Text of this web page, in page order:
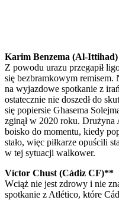
Karim Benzema (Al-Ittihad)
Z powodu urazu przegapił
się bezbramkowym remisem.
na wyjazdowe spotkanie z
ostatecznie nie doszedł do
się popiersie Ghasema
zginął w 2020 roku.
boisko do momentu, kiedy
stało, więc piłkarze opuścili
w tej sytuacji walkower.
Víctor Chust (Cádiz CF)**
Wciąż nie jest zdrowy i nie
spotkanie z Atlético, które